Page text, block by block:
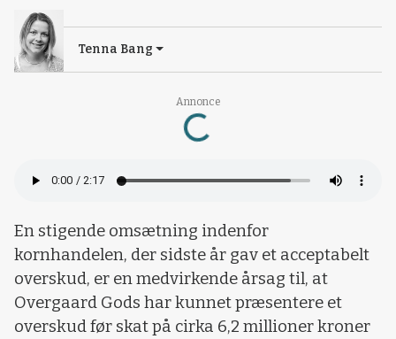
Annonce
Loading...
Tenna Bang
En stigende omsætning indenfor
kornhandelen, der sidste år gav et acceptabelt
overskud, er en medvirkende årsag til, at
Overgaard Gods har kunnet præsentere et
overskud før skat på cirka 6,2 millioner kroner